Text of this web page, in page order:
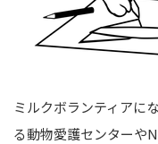
ミルクボランティアに
る動物愛護センターや